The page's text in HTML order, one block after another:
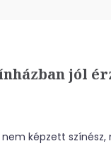
jól
nem képzett